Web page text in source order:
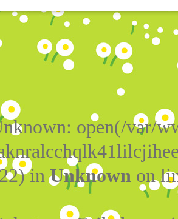
open(/var/
inUnknown on